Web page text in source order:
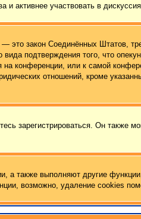
активнее участвовать в
это закон Соединённых Штатов,
подтверждения того, что
конференции, или к самой
отношений, кроме
зарегистрироваться. Он также
также выполняют другие
возможно, удаление cookies